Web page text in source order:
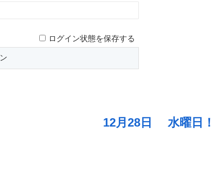
ログイン状態を保存する
12月28日 水曜日！